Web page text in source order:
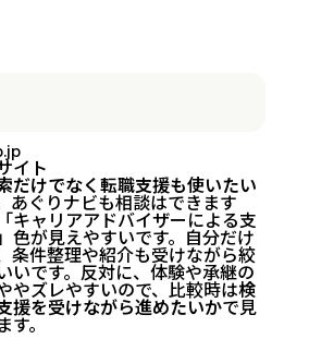
イト
だけでなく転職支援も使いたい
あぐりナビも相談はできます
キャリアアドバイザーによる支
色が見えやすいです。自分だけ
条件整理や紹介も受けながら絞
いです。反対に、体験や承継の
やズレやすいので、比較時は検
援を受けながら進めたいかで見
。